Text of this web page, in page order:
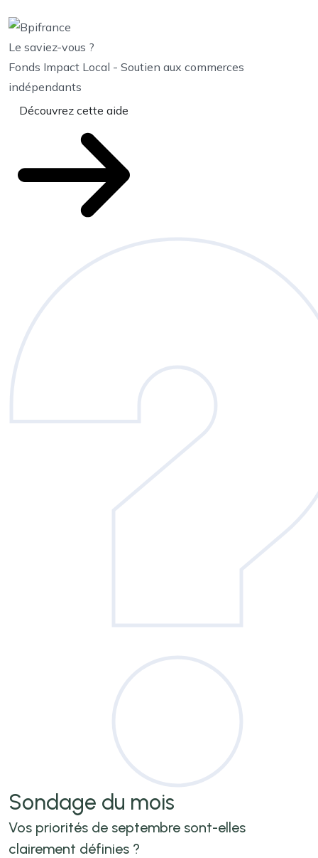
Le saviez-vous ?
Fonds Impact Local - Soutien aux commerces
indépendants
Découvrez cette aide
Sondage du mois
Vos priorités de septembre sont-elles
clairement définies ?